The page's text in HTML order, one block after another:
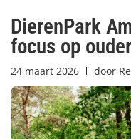
DierenPark
focus op
24 maart 2026 door